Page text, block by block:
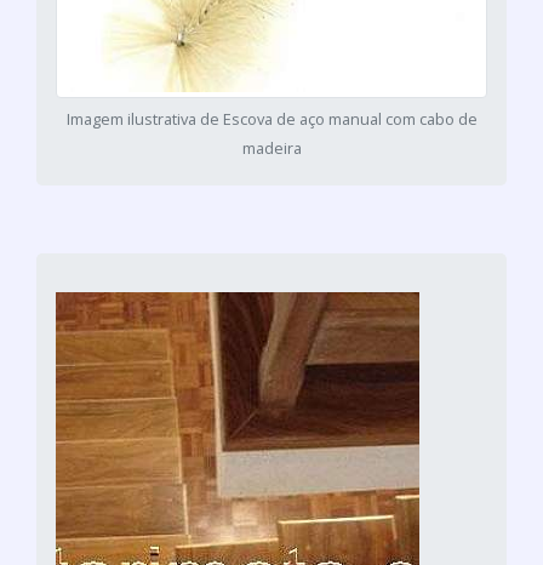
Imagem ilustrativa de Escova de aço manual com cabo de
madeira